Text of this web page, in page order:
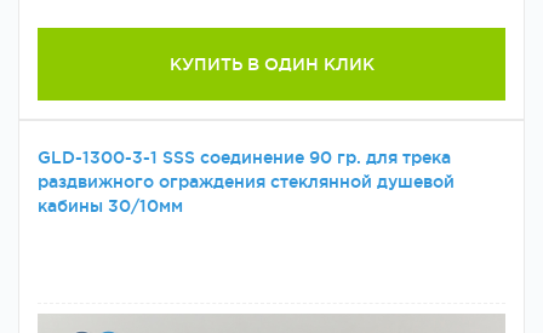
КУПИТЬ В ОДИН КЛИК
GLD-1300-3-1 SSS соединение 90 гр. для трека
раздвижного ограждения стеклянной душевой
кабины 30/10мм